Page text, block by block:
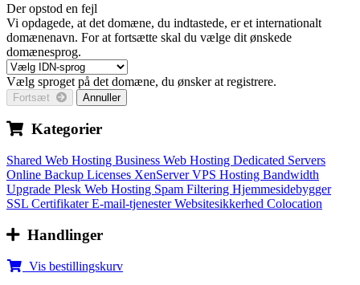
Der opstod en fejl
Vi opdagede, at det domæne, du indtastede, er et internationalt
domænenavn. For at fortsætte skal du vælge dit ønskede
domænesprog.
Vælg sproget på det domæne, du ønsker at registrere.
Annuller
Kategorier
Shared Web Hosting Business Web Hosting Dedicated Servers
Online Backup Licenses XenServer VPS Hosting Bandwidth
Upgrade Plesk Web Hosting Spam Filtering Hjemmesidebygger
SSL CertifikaterE-mail-tjenesterWebsitesikkerhed Colocation
Handlinger
Vis bestillingskurv